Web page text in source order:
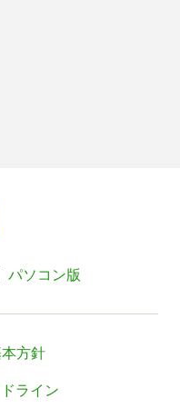
パソコン版
方針
ライン